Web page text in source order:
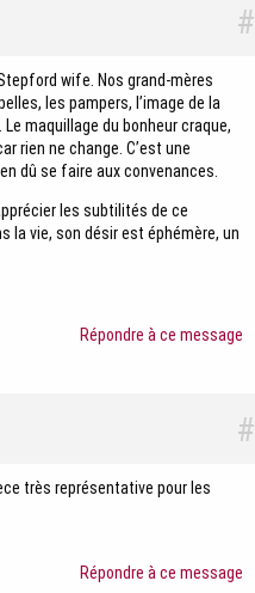
#
wife. Nos grand-mères
les pampers, l’image de la
maquillage du bonheur craque,
rien ne change. C’est une
dû se faire aux convenances.
les subtilités de ce
la vie, son désir est éphémère, un
Répondre à ce message
#
très représentative pour les
Répondre à ce message